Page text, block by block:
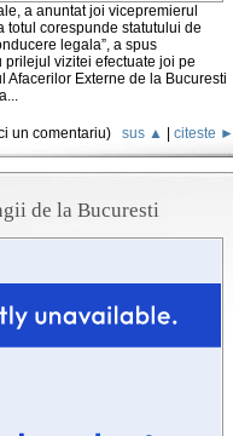
a anuntat joi vicepremierul
totul corespunde statutului de
legala”, a spus
vizitei efectuate joi pe
Afacerilor Externe de la Bucuresti
un comentariu) sus ▲ citeste ►
de la Bucuresti